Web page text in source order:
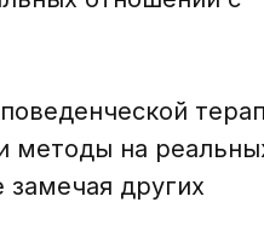
методы на
других